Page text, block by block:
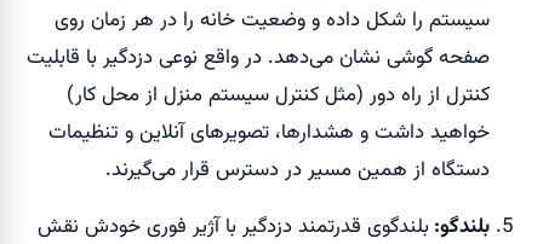
سیستم را شکل داده و وضعیت خانه را در هر زمان روی
صفحه گوشی نشان می‌دهد. در واقع نوعی دزدگیر با قابلیت
کنترل از راه دور (مثل کنترل سیستم منزل از محل کار)
خواهید داشت و هشدارها، تصویرهای آنلاین و تنظیمات
دستگاه از همین مسیر در دسترس قرار می‌گیرند.
بلندگو:بلندگوی قدرتمند دزدگیر با آژیر فوری خودش نقش